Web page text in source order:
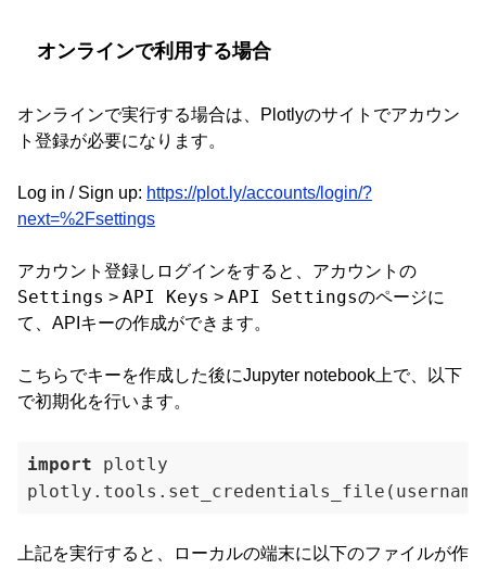
オンラインで利用する場合
オンラインで実行する場合は、Plotlyのサイトでアカウン
ト登録が必要になります。
Log in / Sign up: https://plot.ly/accounts/login/?
next=%2Fsettings
アカウント登録しログインをすると、アカウントの
Settings > API Keys > API Settingsのページに
て、APIキーの作成ができます。
こちらでキーを作成した後にJupyter notebook上で、以下
で初期化を行います。
import plotly
上記を実行すると、ローカルの端末に以下のファイルが作